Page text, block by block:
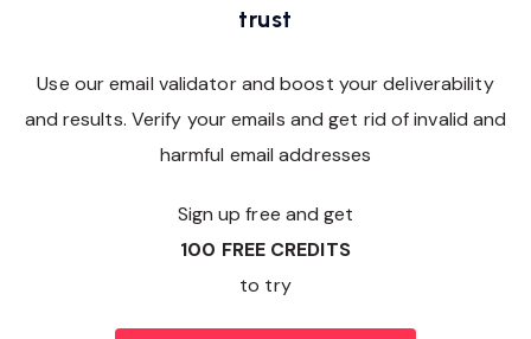
trust
Use our email validator and boost your deliverability
and results. Verify your emails and get rid of invalid and
harmful email addresses
Sign up free and get
100 FREE CREDITS
to try